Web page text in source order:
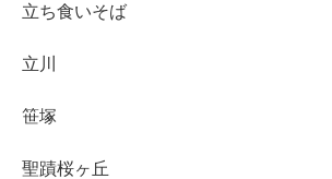
立ち食いそば
立川
笹塚
聖蹟桜ヶ丘